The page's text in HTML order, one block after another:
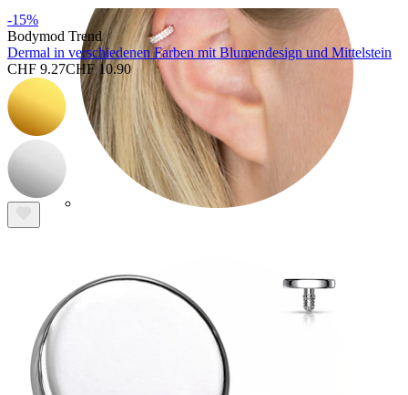
-15%
Bodymod Trend
Dermal in verschiedenen Farben mit Blumendesign und Mittelstein
CHF 9.27CHF 10.90